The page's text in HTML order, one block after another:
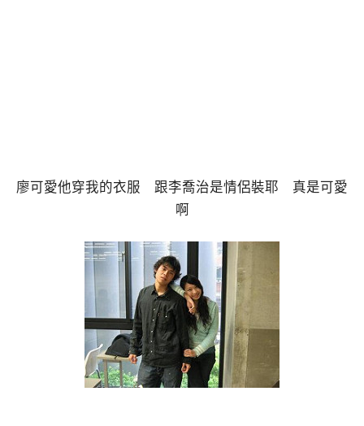
廖可愛他穿我的衣服 跟李喬治是情侶裝耶 真是可愛
啊